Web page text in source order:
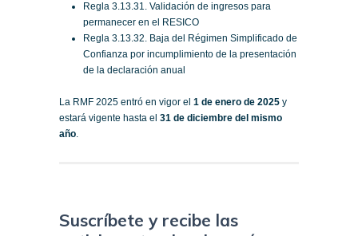
Regla 3.13.31. Validación de ingresos para
permanecer en el RESICO
Regla 3.13.32. Baja del Régimen Simplificado de
Confianza por incumplimiento de la presentación
de la declaración anual
La RMF 2025 entró en vigor el 1 de enero de 2025 y
estará vigente hasta el 31 de diciembre del mismo
año.